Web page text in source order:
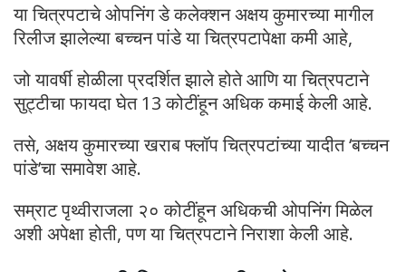
या चित्रपटाचे ओपनिंग डे कलेक्शन अक्षय कुमारच्या मागील
रिलीज झालेल्या बच्चन पांडे या चित्रपटापेक्षा कमी आहे,
जो यावर्षी होळीला प्रदर्शित झाले होते आणि या चित्रपटाने
सुट्टीचा फायदा घेत 13 कोटींहून अधिक कमाई केली आहे.
तसे, अक्षय कुमारच्या खराब फ्लॉप चित्रपटांच्या यादीत ‘बच्चन
पांडे’चा समावेश आहे.
सम्राट पृथ्वीराजला २० कोटींहून अधिकची ओपनिंग मिळेल
अशी अपेक्षा होती, पण या चित्रपटाने निराशा केली आहे.